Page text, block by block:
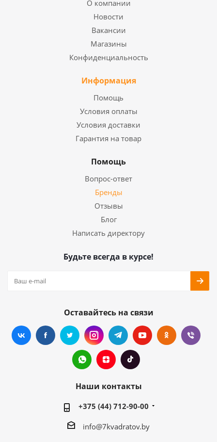
О компании
Новости
Вакансии
Магазины
Конфиденциальность
Информация
Помощь
Условия оплаты
Условия доставки
Гарантия на товар
Помощь
Вопрос-ответ
Бренды
Отзывы
Блог
Написать директору
Будьте всегда в курсе!
Оставайтесь на связи
Наши контакты
+375 (44) 712-90-00
info@7kvadratov.by